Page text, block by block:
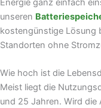
Energie ganz einfach
unseren
kostengünstige Lösung
Standorten ohne
Wie hoch ist die
Meist liegt die
und 25 Jahren. Wird